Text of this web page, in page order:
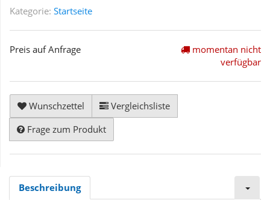
Kategorie: Startseite
Preis auf Anfrage
momentan nicht
verfügbar
Wunschzettel
Vergleichsliste
Frage zum Produkt
Beschreibung